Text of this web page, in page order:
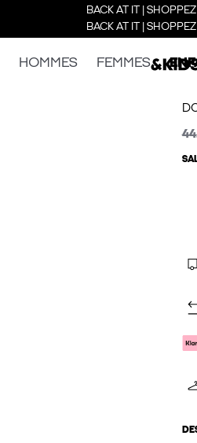
BACK AT IT |
BACK AT IT |
HOMMES FEMMES